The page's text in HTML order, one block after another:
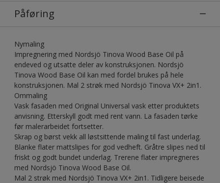
Påføring
Nymaling
Impregnering med Nordsjö Tinova Wood Base Oil på
endeved og utsatte deler av konstruksjonen. Nordsjö
Tinova Wood Base Oil kan med fordel brukes på hele
konstruksjonen. Mal 2 strøk med Nordsjö Tinova VX+ 2in1.
Ommaling
Vask fasaden med Original Universal vask etter produktets
anvisning. Etterskyll godt med rent vann. La fasaden tørke
før malerarbeidet fortsetter.
Skrap og børst vekk all løstsittende maling til fast underlag.
Blanke flater mattslipes for god vedheft. Gråtre slipes ned til
friskt og godt bundet underlag. Trerene flater impregneres
med Nordsjö Tinova Wood Base Oil.
Mal 2 strøk med Nordsjö Tinova VX+ 2in1. Tidligere beisede